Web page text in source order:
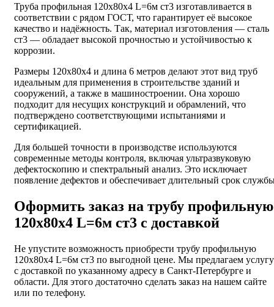
Труба профильная 120х80х4 L=6м ст3 изготавливается в
соответствии с рядом ГОСТ, что гарантирует её высокое
качество и надёжность. Так, материал изготовления — сталь
ст3 — обладает высокой прочностью и устойчивостью к
коррозии.
Размеры 120х80х4 и длина 6 метров делают этот вид труб
идеальным для применения в строительстве зданий и
сооружений, а также в машиностроении. Она хорошо
подходит для несущих конструкций и обрамлений, что
подтверждено соответствующими испытаниями и
сертификацией.
Для большей точности в производстве используются
современные методы контроля, включая ультразвуковую
дефектоскопию и спектральный анализ. Это исключает
появление дефектов и обеспечивает длительный срок
Оформить заказ на трубу профильную
120х80х4 L=6м ст3 с доставкой
Не упустите возможность приобрести трубу профильную
120х80х4 L=6м ст3 по выгодной цене. Мы предлагаем услугу
с доставкой по указанному адресу в Санкт-Петербурге и
области. Для этого достаточно сделать заказ на нашем сайте
или по телефону.